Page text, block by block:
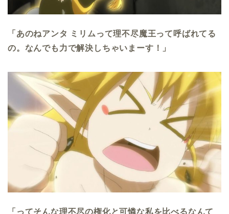
「あのねアンタ ミリムって理不尽魔王って呼ばれてる
の。なんでも力で解決しちゃいまーす！」
「ってそんな理不尽の権化と可憐な私を比べるなんて